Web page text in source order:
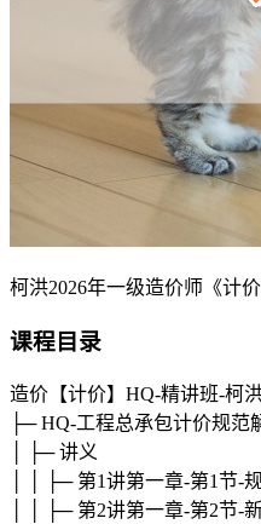
柯洪2026年一级造价师《计
课程目录
造价【计价】HQ-精讲班-柯洪
├─ HQ-工程总承包计价规范
│ ├─ 讲义
│ │ ├─ 第1讲第一章-第1节-
│ │ ├─ 第2讲第一章-第2节-